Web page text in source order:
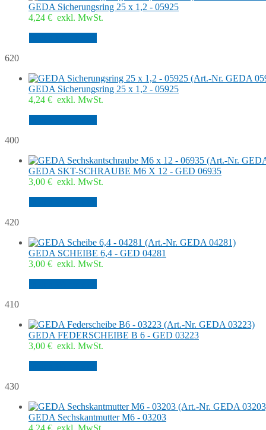
GEDA Sicherungsring 25 x 1,2 - 05925
4,24 € exkl. MwSt.
620
GEDA Sicherungsring 25 x 1,2 - 05925
4,24 € exkl. MwSt.
400
GEDA SKT-SCHRAUBE M6 X 12 - GED 06935
3,00 € exkl. MwSt.
420
GEDA SCHEIBE 6,4 - GED 04281
3,00 € exkl. MwSt.
410
GEDA FEDERSCHEIBE B 6 - GED 03223
3,00 € exkl. MwSt.
430
GEDA Sechskantmutter M6 - 03203